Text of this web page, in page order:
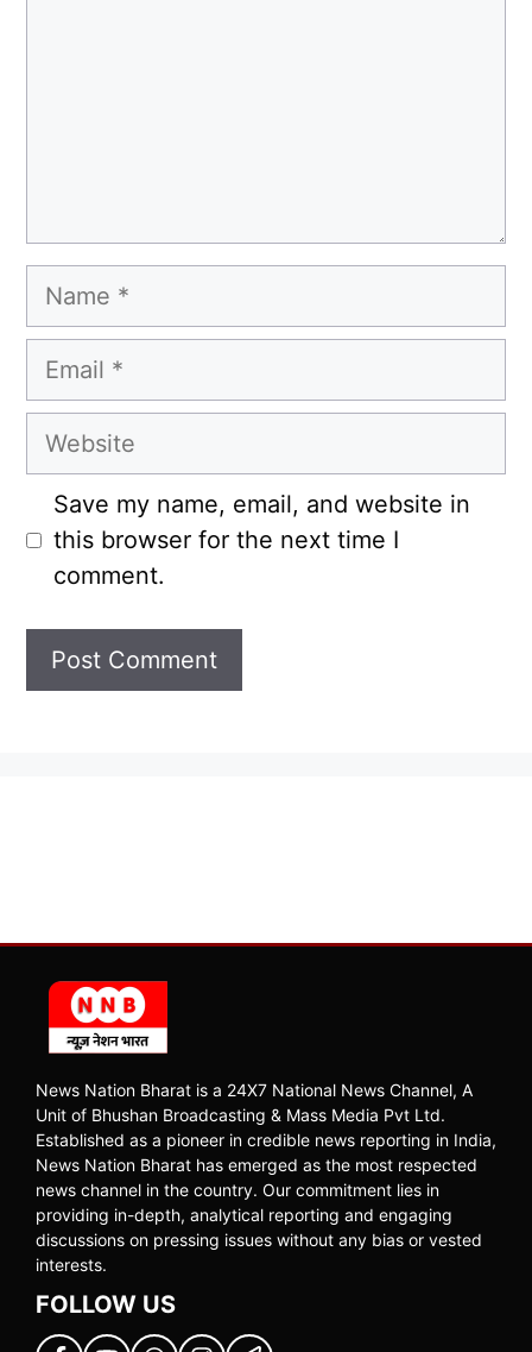
Name
Email
Website
Save my name, email, and website in
this browser for the next time I
comment.
News Nation Bharat is a 24X7 National News Channel, A
Unit of Bhushan Broadcasting & Mass Media Pvt Ltd.
Established as a pioneer in credible news reporting in India,
News Nation Bharat has emerged as the most respected
news channel in the country. Our commitment lies in
providing in-depth, analytical reporting and engaging
discussions on pressing issues without any bias or vested
interests.
FOLLOW US